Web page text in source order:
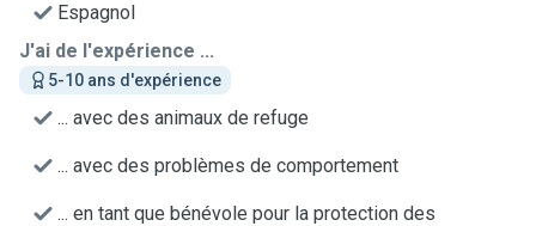
Espagnol
J'ai de l'expérience ...
5-10 ans d'expérience
... avec des animaux de refuge
... avec des problèmes de comportement
... en tant que bénévole pour la protection des